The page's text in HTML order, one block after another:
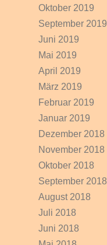
Oktober 2019
September 2019
Juni 2019
Mai 2019
April 2019
März 2019
Februar 2019
Januar 2019
Dezember 2018
November 2018
Oktober 2018
September 2018
August 2018
Juli 2018
Juni 2018